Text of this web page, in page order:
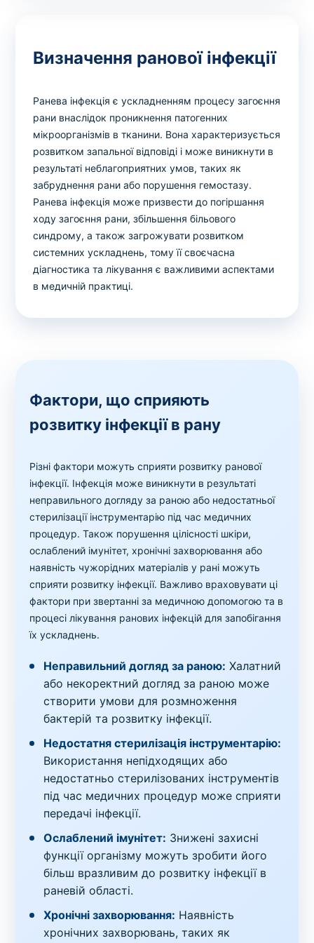
Визначення ранової інфекції
Ранева інфекція є ускладненням процесу загоєння
рани внаслідок проникнення патогенних
мікроорганізмів в тканини. Вона характеризується
розвитком запальної відповіді і може виникнути в
результаті неблагоприятних умов, таких як
забруднення рани або порушення гемостазу.
Ранева інфекція може призвести до погіршання
ходу загоєння рани, збільшення більового
синдрому, а також загрожувати розвитком
системних ускладнень, тому її своєчасна
діагностика та лікування є важливими аспектами
в медичній практиці.
Фактори, що сприяють
розвитку інфекції в рану
Різні фактори можуть сприяти розвитку ранової
інфекції. Інфекція може виникнути в результаті
неправильного догляду за раною або недостатньої
стерилізації інструментарію під час медичних
процедур. Також порушення цілісності шкіри,
ослаблений імунітет, хронічні захворювання або
наявність чужорідних матеріалів у рані можуть
сприяти розвитку інфекції. Важливо враховувати ці
фактори при звертанні за медичною допомогою та в
процесі лікування ранових інфекцій для запобігання
їх ускладнень.
Неправильний догляд за раною: Халатний
або некоректний догляд за раною може
створити умови для розмноження
бактерій та розвитку інфекції.
Недостатня стерилізація інструментарію:
Використання непідходящих або
недостатньо стерилізованих інструментів
під час медичних процедур може сприяти
передачі інфекції.
Ослаблений імунітет: Знижені захисні
функції організму можуть зробити його
більш вразливим до розвитку інфекції в
раневій області.
Хронічні захворювання: Наявність
хронічних захворювань, таких як